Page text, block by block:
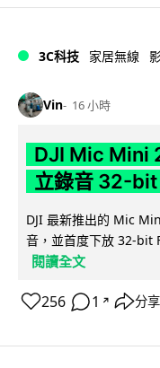
3C科技 家居無線
Vin 16 小時
DJI Mic Mini
立錄音 32-bit
DJI 最新推出的 Mic
音，並首度下放 32-bit
閱讀全文
256 1 ↗ 分享